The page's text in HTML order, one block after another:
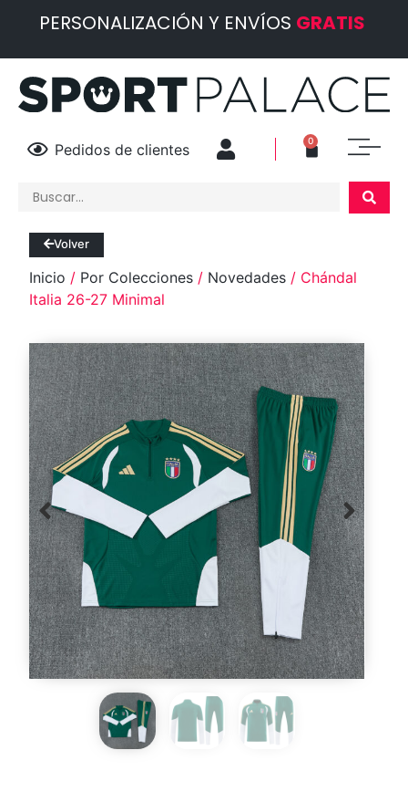
PERSONALIZACIÓN Y ENVÍOS GRATIS
Pedidos de clientes 0
Volver
Inicio / Por Colecciones / Novedades / Chándal
Italia 26-27 Minimal